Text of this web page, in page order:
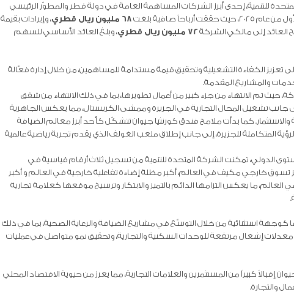
للتنمية، إحدى أبرز الشركات المساهمة العامة في دولة قطر والمطوّر الرئيسي
صافية بلغت
68 مليون ريال قطري
، وإيرادات بقيمة
العائد إلى مالكي الشركة 72 مليون ريال قطري
، وبلغ العائد الأساسي للسهم
الكفاءة التشغيلية وتحقيق قيمة مستدامة للمساهمين، من خلال إدارة فعّالة
والمشاريع المقدمة.
تم الانتهاء من جزء كبير من أعمال تطويرها، بما في ذلك الانتهاء من شقق
جانب تشغيل المحال التجارية في الجزيرة وممشى الكريستال، مما يعكس الجاهزية
كما بدأت ملامح فندق كورنثيا جيوان تتشكّل كأحد أبرز معالم الضيافة
المتكاملة للجزيرة، إلى جانب إطلاق ملعب الغولف الذي يقدم تجربة رياضية عالمية
الدولي، تمكنت الشركة المتحدة للتنمية من تسجيل ثلاث أرقام قياسية في
خارجي مكيف في العالم، أكبر مظلة إضاءة تفاعلية خارجية في العالم و أكبر
العالم، ما يعكس التزامها الدائم بالتميز والابتكار وترسيخ موقعها كعلامة تجارية
كوجهة استثنائية من خلال التوسّع في مشاريع الضيافة والرعاية الصحية، بما في ذلك
إشغال مرتفعة للوحدات السكنية والتجارية، وتحقيق نمو متواصل في عمليات
إقبالاً كبيراً من المستثمرين والعلامات التجارية، مما يعزز من حيوية الاقتصاد المحلي
والتجارة.